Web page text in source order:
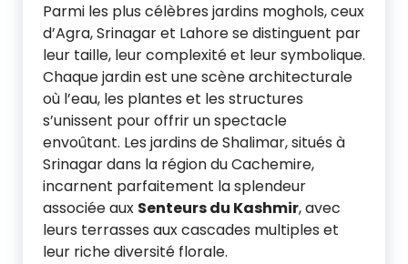
Parmi les plus célèbres jardins moghols, ceux
d’Agra, Srinagar et Lahore se distinguent par
leur taille, leur complexité et leur symbolique.
Chaque jardin est une scène architecturale
où l’eau, les plantes et les structures
s’unissent pour offrir un spectacle
envoûtant. Les jardins de Shalimar, situés à
Srinagar dans la région du Cachemire,
incarnent parfaitement la splendeur
associée aux Senteurs du Kashmir, avec
leurs terrasses aux cascades multiples et
leur riche diversité florale.